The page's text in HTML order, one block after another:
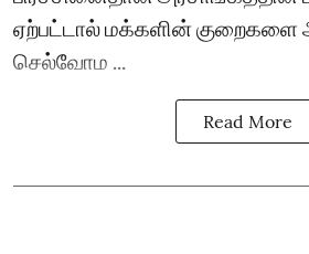
ஏற்பட்டால் மக்களின்
செல்வோம ...
Read More